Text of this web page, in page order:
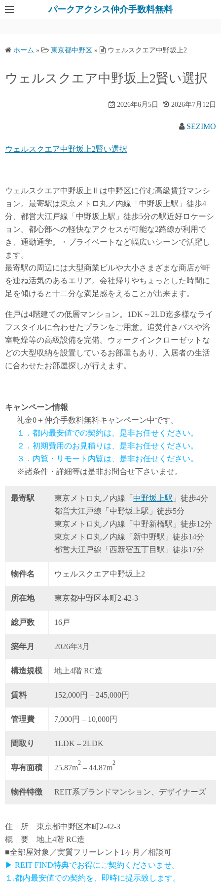
パークアクシス仲介手数料無料
ホーム » 東京都中野区 » ウェルスクエア中野坂上2
ウェルスクエア中野坂上2賢い選択
2026年6月5日 2026年7月12日
SEZIMO
ウェルスクエア中野坂上2賢い選択
ウェルスクエア中野坂上Ⅱは中野区に佇む高級賃貸マンシ
ョン。最寄駅は東京メトロ丸ノ内線「中野坂上駅」徒歩4
分、都営大江戸線「中野坂上駅」徒歩5分の駅近好ロケーシ
ョン。都心部への軽快なアクセスが可能な2路線が利用で
き、通勤通学。・プライベートなど幅広いシーンで活躍し
ます。
最寄駅の周辺には大型商業ビルや大小さまざまな商店が軒
を連ね活気のあるエリア。会社帰りやちょっとした時間に
足を傾けると十二分な満足感をえることが出来ます。
住戸は4階建ての低層マンション。1DK～2LD迄多様なライ
フスタイルに合わせたプランをご用意。追焚付きバスや浴
室乾燥等の高級設備を完備。ウォークインクローゼットな
どの大型収納を設置しているお部屋もあり、入居者の生活
に合わせたお部屋探しが行えます。
キャンペーン情報
礼金0 ＋仲介手数料無料キャンペーン中です。
１．都内最安値での契約は、是非お任せください。
２．初期費用のお見積りは、是非お任せください。
３．内覧・リモート内覧は、是非お任せください。
※諸条件・詳細等は是非お問合せ下さいませ。
最寄駅 東京メトロ丸ノ内線「中野坂上駅 」徒歩4分
都営大江戸線「中野坂上駅」徒歩5分
東京メトロ丸ノ内線「中野新橋駅」徒歩12分
東京メトロ丸ノ内線「新中野駅」徒歩14分
都営大江戸線「西新宿五丁目駅」徒歩17分
物件名 ウェルスクエア中野坂上2
所在地 東京都中野区本町2-42-3
総戸数 16戸
築年月 2026年3月
構造規模 地上4階 RC造
賃料 152,000円 – 245,000円
管理費 7,000円 – 10,000円
間取り 1LDK – 2LDK
専有面積 25.87m
2
– 44.87m
2
物件特徴 REIT系ブランドマンション、デザイナーズ
住 所 東京都中野区本町2-42-3
概 要 地上4階 RC造
■全部屋対象／実質フリーレント1ヶ月／相談可
▶ REIT FIND特典でお得にご契約くださいませ。
１.都内最安値での契約を、即時に提示致します。